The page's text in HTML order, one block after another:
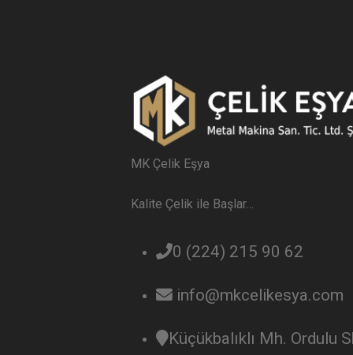
MK Çelik Eşya
Kalite Çelik ile Başlar…
0 (224) 215 90 62
info@mkcelikesya.com
Küçükbalıklı Mh. Ordulu